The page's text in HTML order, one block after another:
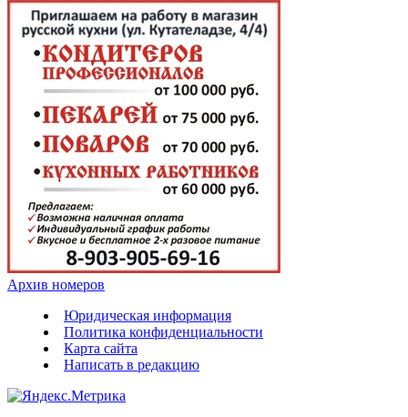
Архив номеров
Юридическая информация
Политика конфиденциальности
Карта сайта
Написать в редакцию